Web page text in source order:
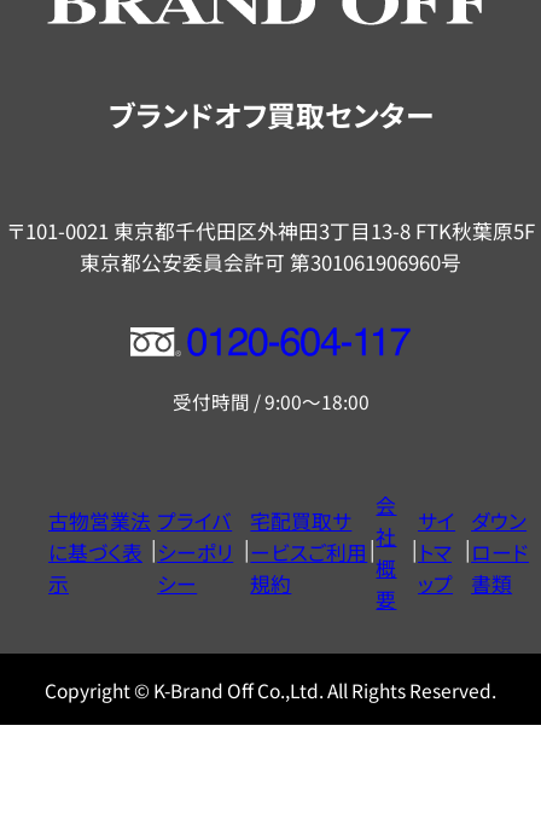
ブランドオフ買取センター
〒101-0021 東京都千代田区外神田3丁目13-8 FTK秋葉原5F
東京都公安委員会許可 第301061906960号
フ
ー
ヤ
ル
0120604117
受付時間 / 9:00～18:00
古物営業法
に基づく表
示
プライバ
シーポリ
シー
宅配買取サ
ービスご利用
規約
会
社
概
要
サイ
トマ
ップ
ダウン
ロード
書類
Copyright © K-Brand Off Co.,Ltd. All Rights Reserved.